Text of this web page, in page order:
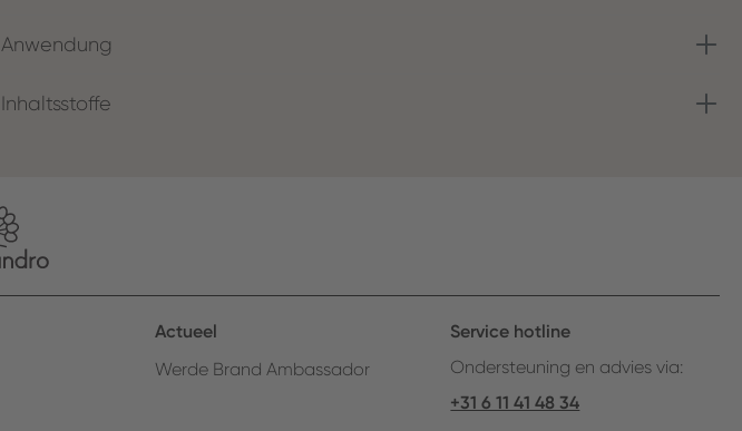
Anwendung
Inhaltsstoffe
Actueel
Werde Brand Ambassador
Service hotline
Ondersteuning en advies via:
+31 6 11 41 48 34